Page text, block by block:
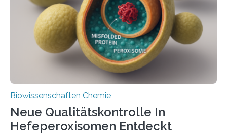
Biowissenschaften Chemie
Neue Qualitätskontrolle In
Hefeperoxisomen Entdeckt